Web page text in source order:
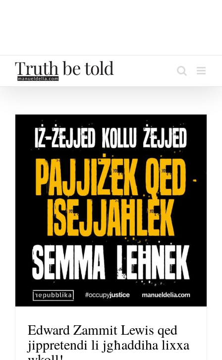
Edward Zammit Lewis qed
jippretendi li jgħaddiha lixxa